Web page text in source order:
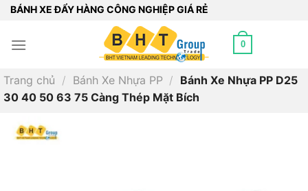
Bỏ
nội
BÁNH XE ĐẨY HÀNG CÔNG NGHIỆP GIÁ RẺ
0
Trang chủ / Bánh Xe Nhựa PP / Bánh Xe Nhựa PP D25
30 40 50 63 75 Càng Thép Mặt Bích